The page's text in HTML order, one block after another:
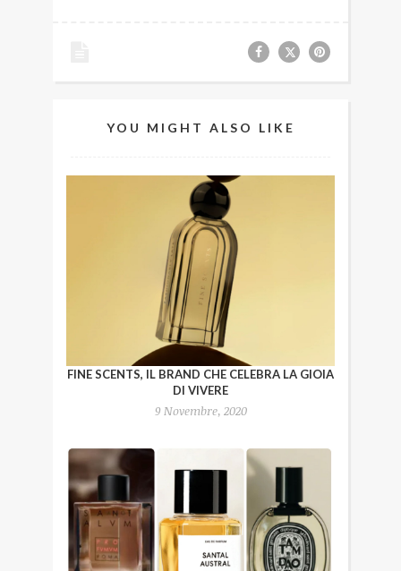
YOU MIGHT ALSO LIKE
FINE SCENTS, IL BRAND CHE CELEBRA LA GIOIA
DI VIVERE
9 Novembre, 2020